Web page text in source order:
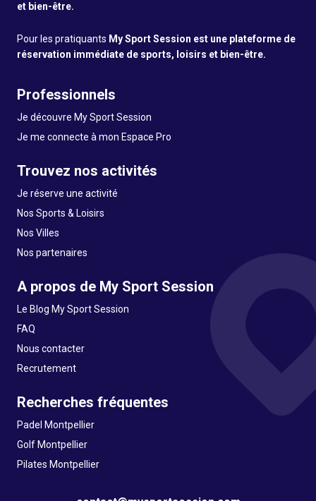
et bien-être.
Pour les pratiquants My Sport Session est une plateforme de
réservation immédiate de sports, loisirs et bien-être.
Professionnels
Je découvre My Sport Session
Je me connecte à mon Espace Pro
Trouvez nos activités
Je réserve une activité
Nos Sports & Loisirs
Nos Villes
Nos partenaires
A propos de My Sport Session
Le Blog My Sport Session
FAQ
Nous contacter
Recrutement
Recherches fréquentes
Padel Montpellier
Golf Montpellier
Pilates Montpellier